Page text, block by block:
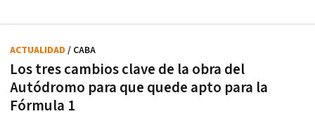
Los tres cambios clave de la obra del
Autódromo para que quede apto para la
Fórmula 1
ACTUALIDAD / CABA